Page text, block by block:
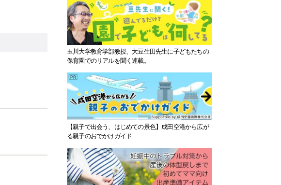
玉川大学教育学部教授、大豆生田先生に子どもたちの
保育園でのリアルを聞く連載。
【親子で出会う、はじめての景色】成田空港から広が
る親子のおでかけガイド